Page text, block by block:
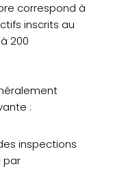
correspond à
inscrits au
200
:
inspections
par